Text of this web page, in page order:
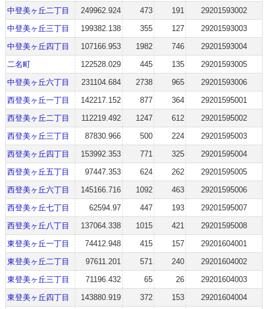
中登美ヶ丘二丁目
249962.924 473 191
29201593002
中登美ヶ丘三丁目
199382.138 355 127
29201593003
中登美ヶ丘四丁目
107166.953 1982 746
29201593004
二名町
122528.029 445 135
29201593005
中登美ヶ丘六丁目
231104.684 2738 965
29201593006
西登美ヶ丘一丁目
142217.152 877 364
29201595001
西登美ヶ丘二丁目
112219.492 1247 612
29201595002
西登美ヶ丘三丁目
87830.966 500 224
29201595003
西登美ヶ丘四丁目
153992.353 771 325
29201595004
西登美ヶ丘五丁目
97447.353 624 262
29201595005
西登美ヶ丘六丁目
145166.716 1092 463
29201595006
西登美ヶ丘七丁目
62594.97 447 193
29201595007
西登美ヶ丘八丁目
137064.338 1015 421
29201595008
東登美ヶ丘一丁目
74412.948 415 157
29201604001
東登美ヶ丘二丁目
97611.201 571 240
29201604002
東登美ヶ丘三丁目
71196.432 65 26
29201604003
東登美ヶ丘四丁目
143880.919 372 153
29201604004